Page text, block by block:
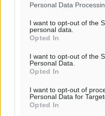
Personal Data
I want to opt-out of the
personal data.
Opted In
I want to opt-out of the
Personal Data.
Opted In
I want to opt-out of
Personal Data for
Opted In
Ροή
Έφυγε από τη ζωή ο επί
ιερό Ναό του Αγίου
Τοπικές Ειδήσεις• πριν 27